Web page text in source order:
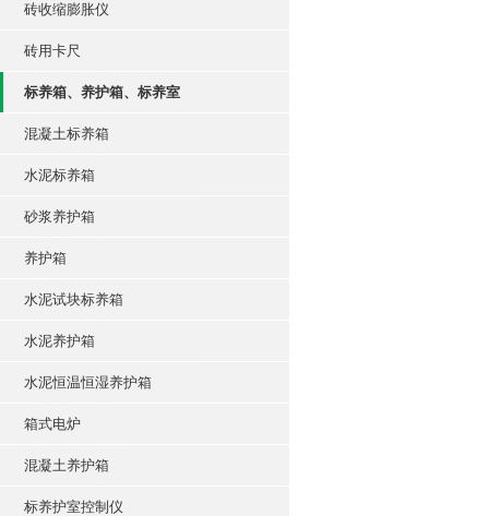
砖收缩膨胀仪
砖用卡尺
标养箱、养护箱、标养室
混凝土标养箱
水泥标养箱
砂浆养护箱
养护箱
水泥试块标养箱
水泥养护箱
水泥恒温恒湿养护箱
箱式电炉
混凝土养护箱
标养护室控制仪